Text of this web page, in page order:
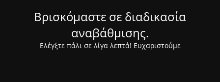
Βρισκόμαστε σε διαδικασία
αναβάθμισης.
Ελέγξτε πάλι σε λίγα λεπτά! Ευχαριστούμε